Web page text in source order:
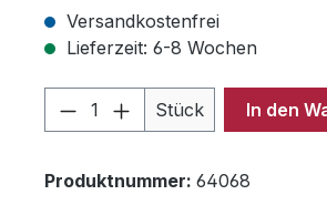
Versandkostenfrei
Lieferzeit: 6-8 Wochen
Produkt Anzahl: Gib
Stück In den
Produktnummer: 64068